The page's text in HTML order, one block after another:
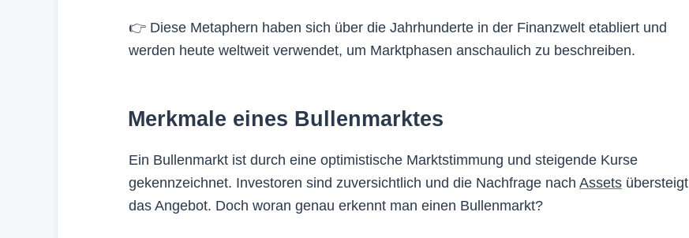
👉 Diese Metaphern haben sich über die Jahrhunderte in der Finanzwelt etabliert und
werden heute weltweit verwendet, um Marktphasen anschaulich zu beschreiben.
Merkmale eines Bullenmarktes
Ein Bullenmarkt ist durch eine optimistische Marktstimmung und steigende Kurse
gekennzeichnet. Investoren sind zuversichtlich und die Nachfrage nach Assets übersteigt
das Angebot. Doch woran genau erkennt man einen Bullenmarkt?